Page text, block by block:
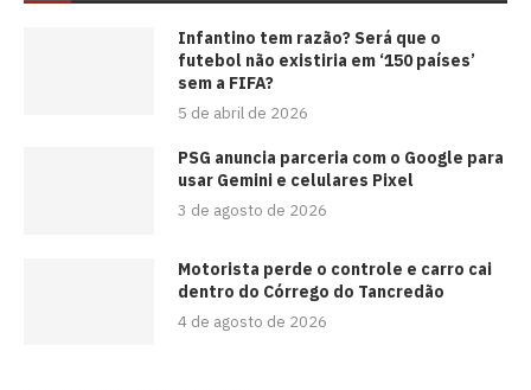
⁠Infantino tem razão? Será que o
futebol não existiria em ‘150 países’
sem a FIFA?
5 de abril de 2026
PSG anuncia parceria com o Google para
usar Gemini e celulares Pixel
3 de agosto de 2026
Motorista perde o controle e carro cai
dentro do Córrego do Tancredão
4 de agosto de 2026